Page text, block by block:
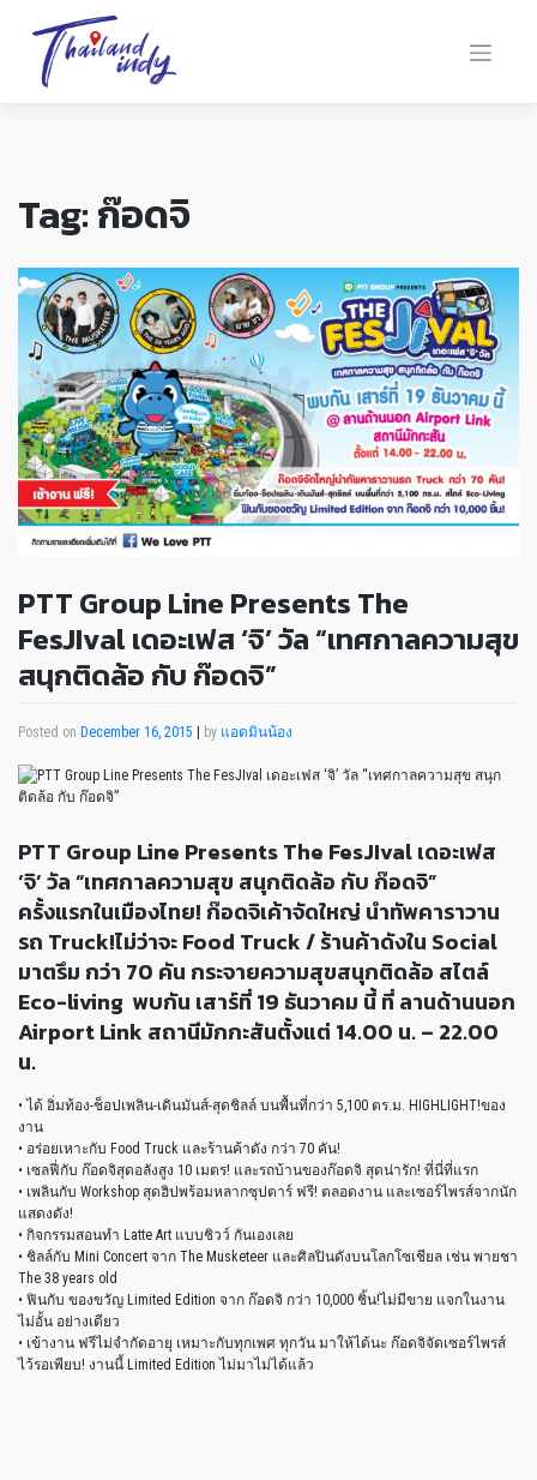
Tag:ก๊อดจิ
PTT Group Line Presents The
FesJIval เดอะเฟส ‘จิ’ วัล “เทศกาลความสุข
สนุกติดล้อ กับ ก๊อดจิ”
Posted on December 16, 2015 by แอดมินน้อง
PTT Group Line Presents The FesJIval เดอะเฟส
‘จิ’ วัล “เทศกาลความสุข สนุกติดล้อ กับ ก๊อดจิ”
ครั้งแรกในเมืองไทย! ก๊อดจิเค้าจัดใหญ่ นำทัพคาราวาน
รถ Truck!ไม่ว่าจะ Food Truck / ร้านค้าดังใน Social
มาตรึม กว่า 70 คัน กระจายความสุขสนุกติดล้อ สไตล์
Eco-living พบกัน เสาร์ที่ 19 ธันวาคม นี้ ที่ ลานด้านนอก
Airport Link สถานีมักกะสันตั้งแต่ 14.00 น. – 22.00
น.
• ได้ อิ่มท้อง-ช็อปเพลิน-เดินมันส์-สุดชิลล์ บนพื้นที่กว่า 5,100 ตร.ม. HIGHLIGHT!ของ
งาน
• อร่อยเหาะกับ Food Truck และร้านค้าดัง กว่า 70 คัน!
• เซลฟี่กับ ก๊อดจิสุดอลังสูง 10 เมตร! และรถบ้านของก๊อดจิ สุดน่ารัก! ที่นี่ที่แรก
• เพลินกับ Workshop สุดฮิปพร้อมหลากซุปตาร์ ฟรี! ตลอดงาน และเซอร์ไพรส์จากนัก
แสดงดัง!
• กิจกรรมสอนทำ Latte Art แบบชิวว์ กันเองเลย
• ชิลล์กับ Mini Concert จาก The Musketeer และศิลปินดังบนโลกโซเชียล เช่น พายชา
The 38 years old
• ฟินกับ ของขวัญ Limited Edition จาก ก๊อดจิ กว่า 10,000 ชิ้น!ไม่มีขาย แจกในงาน
ไม่อั้น อย่างเดียว
• เข้างาน ฟรีไม่จำกัดอายุ เหมาะกับทุกเพศ ทุกวัน มาให้ได้นะ ก๊อดจิจัดเซอร์ไพรส์
ไว้รอเพียบ! งานนี้ Limited Edition ไม่มาไม่ได้แล้ว